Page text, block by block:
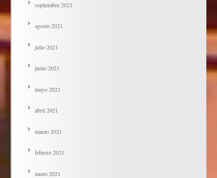
septiembre 2021
agosto 2021
julio 2021
junio 2021
mayo 2021
abril 2021
marzo 2021
febrero 2021
enero 2021